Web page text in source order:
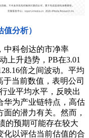
分析）
科创达的市净率
上升趋势，PB在3.01
倍之间波动。平均
于当前数值，表明公司
业平均水平，反映出
华为产业链特点，高估
的潜力有关。然而，
的预期可能存在较大
化以评估当前估值的合